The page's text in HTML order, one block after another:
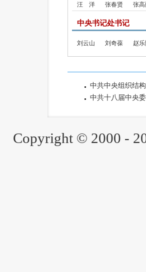
汪 洋
张春贤 张
中央书记处书记
刘云山 刘奇葆 赵
中共中央组织结构
中共十八届中央
Copyright © 2000 -